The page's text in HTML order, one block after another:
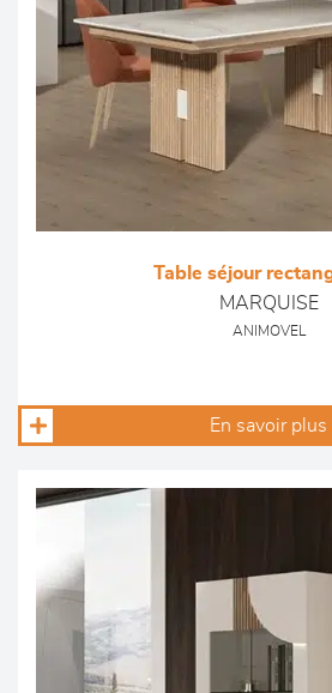
Table séjour
MARQUISE
ANIMOVEL
En savoir plus